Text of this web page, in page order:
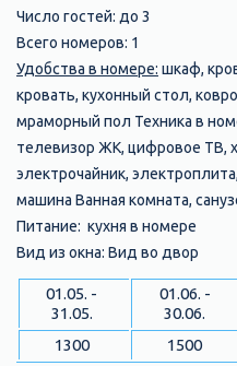
Число гостей: до 3
Всего номеров: 1
Удобства в номере: шкаф,
кровать, кухонный стол,
мраморный пол Техника в
телевизор ЖК, цифровое ТВ,
электрочайник,
машина Ванная комната,
Питание: кухня в номере
Вид из окна: Вид во двор
01.05. -
31.05.
01.06. -
30.06.
1300
1500